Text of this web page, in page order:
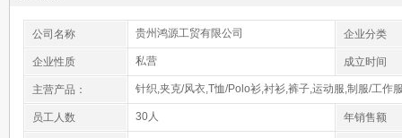
公司名称 贵州鸿源工贸有限公司 企业分类
企业性质 私营 成立时间
主营产品： 针织,夹克/风衣,T恤/Polo衫,衬衫,裤子,运动服,制服/工作
员工人数 30人 年销售额